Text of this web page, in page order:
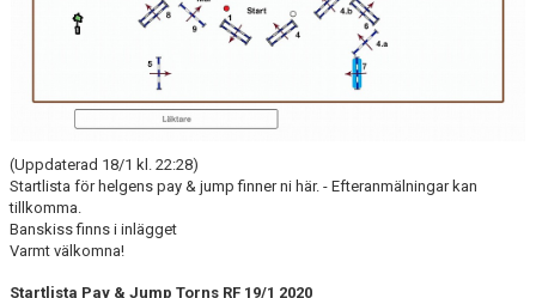
RIDHUSKALENDER
BLI SPONSOR!
KLUBBSHOP
MEDLEMSKAP
(Uppdaterad 18/1 kl. 22:28)
Startlista för helgens pay & jump finner ni här. - Efteranmälningar kan
tillkomma.
Banskiss finns i inlägget
Varmt välkomna!
Startlista Pay & Jump Torns RF 19/1 2020